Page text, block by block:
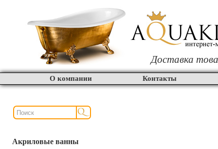
Доставка
О компании Контакты
Акриловые ванны